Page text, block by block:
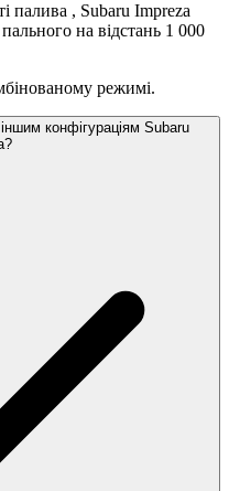
палива , Subaru Impreza
на відстань 1 000
режимі.
конфігураціям Subaru